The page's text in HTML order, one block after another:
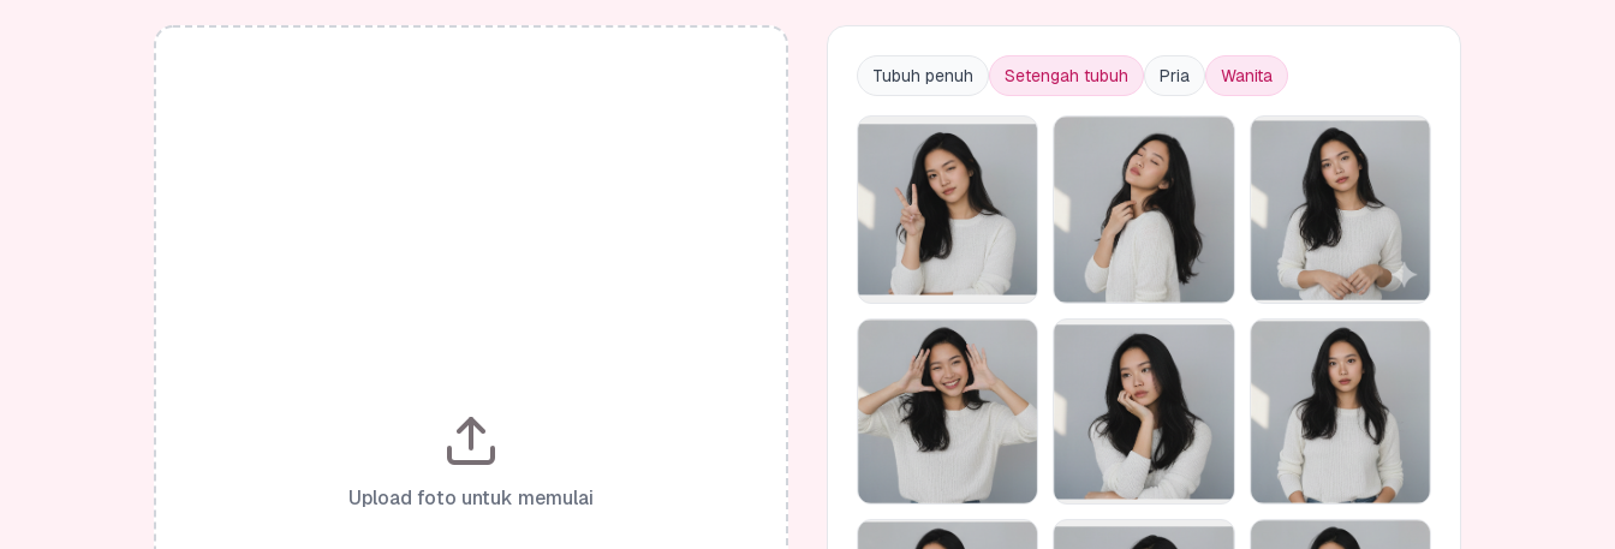
Upload foto untuk memulai
Tubuh penuh Setengah tubuh Pria Wanita